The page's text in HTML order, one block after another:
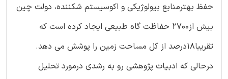
حفظ بهترمنابع بیولوژیکی و اکوسیستم شکننده، دولت چین
بیش از2700 حفاظت گاه طبیعی ایجاد کرده است که
تقریبا18درصد از کل مساحت زمین را پوشش می دهد.
درحالی که ادبیات پژوهشی رو به رشدی درمورد تحلیل